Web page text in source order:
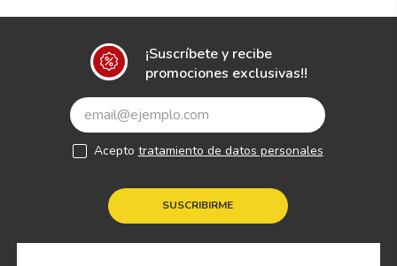
¡Suscríbete y recibe
promociones exclusivas!!
SUSCRIBIRME
Acepto tratamiento de datos personales